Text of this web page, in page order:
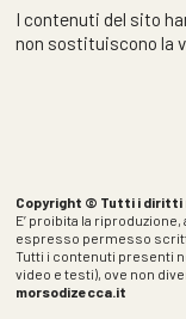
I contenuti del sito
non sostituiscono la
Copyright © Tutti i diritti
E’ proibita la
espresso permesso
Tutti i contenuti presenti
video e testi), ove non
morsodizecca.it